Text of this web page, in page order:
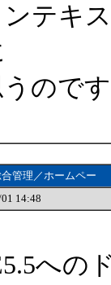
テキ
のです
管理／ホームペー
14:48
への